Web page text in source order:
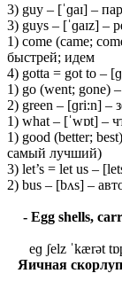
3) guy – [ˈɡaɪ] –
3) guys – [ˈɡaɪz] –
1) come (came;
быстрей; идем
4) gotta = got to –
1) go (went; gone)
2) green – [ɡri:n] –
1) what – [ˈwɒt] –
1) good (better;
самый лучший)
3) let’s = let us –
2) bus – [bʌs] –
- Egg shells,
eɡ ʃelz ˈkærət
Яичная